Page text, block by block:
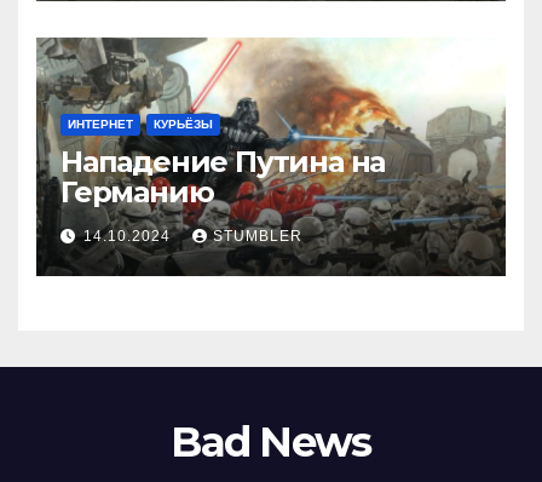
ИНТЕРНЕТ КУРЬЁЗЫ
Нападение Путина на
Германию
14.10.2024 STUMBLER
Bad News